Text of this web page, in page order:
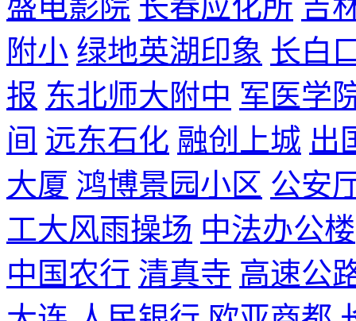
盛电影院 长春应化所 吉
附小 绿地英湖印象 长白
报 东北师大附中 军医学
间 远东石化 融创上城 出
大厦 鸿博景园小区 公安
工大风雨操场 中法办公楼
中国农行 清真寺 高速公